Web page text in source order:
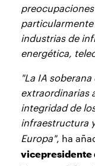
industrias de
energética,
"La IA
extraordinarias
integridad de
infraestructura
Europa", ha
vicepresidente